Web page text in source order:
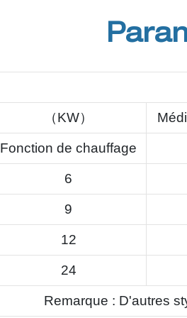
（KW）
Fonction de chauffage
6
9
12
24
Remarque : D'autres